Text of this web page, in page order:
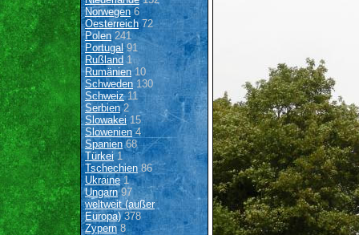
Norwegen6
Oesterreich72
Polen 241
Portugal91
Rußland 1
Rumänien10
Schweden 130
Schweiz11
Serbien2
Slowakei15
Slowenien4
Spanien68
Türkei1
Tschechien 86
Ukraine1
Ungarn97
weltweit (außer
Europa)378
Zypern8